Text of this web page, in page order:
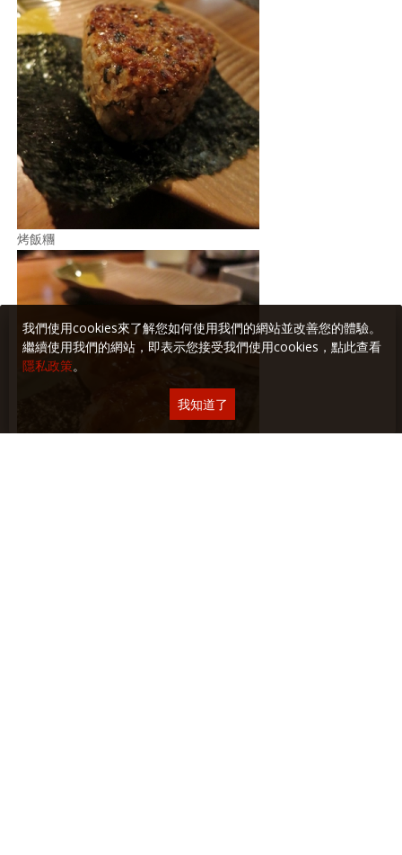
烤飯糰
我們使用cookies來了解您如何使用我們的網站並改善您的體驗。
繼續使用我們的網站，即表示您接受我們使用cookies，點此查看
隱私政策。
我知道了